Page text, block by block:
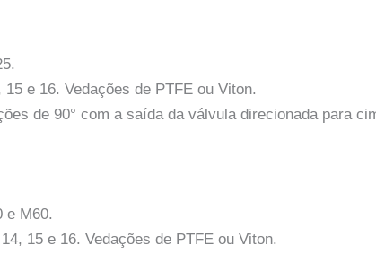
e 16. Vedações de PTFE ou Viton.
de 90° com a saída da válvula direcionada para
e M60.
15 e 16. Vedações de PTFE ou Viton.